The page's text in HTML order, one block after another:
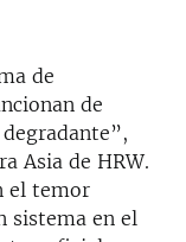
de
de
Asia de HRW.
el temor
sistema en el